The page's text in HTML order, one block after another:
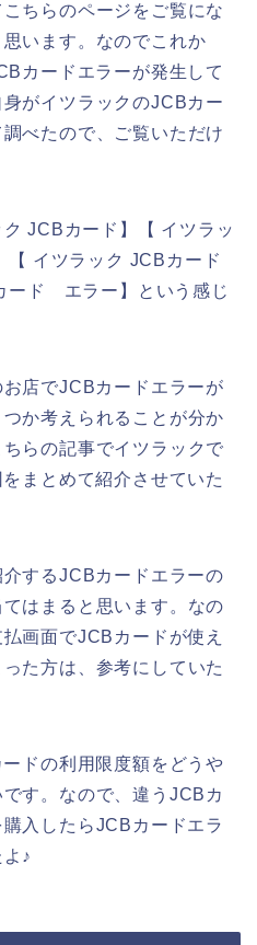
ちらのページをご覧にな
います。なのでこれか
カードエラーが発生して
がイツラックのJCBカー
べたので、ご覧いただけ
JCBカード】【 イツラッ
イツラック JCBカード
ード エラー】という感じ
店でJCBカードエラーが
か考えられることが分か
らの記事でイツラックで
まとめて紹介させていた
するJCBカードエラーの
はまると思います。なの
画面でJCBカードが使え
た方は、参考にしていた
ドの利用限度額をどうや
す。なので、違うJCBカ
入したらJCBカードエラ
♪